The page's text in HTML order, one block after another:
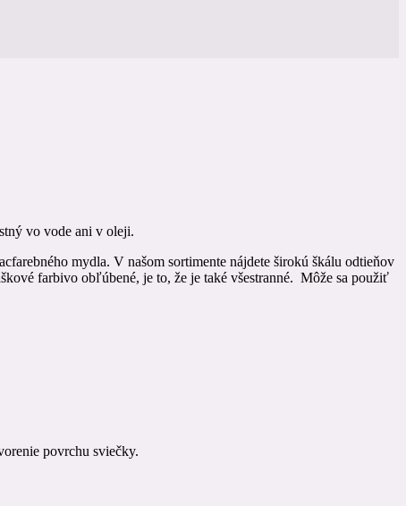
vo vode ani v oleji.
mydla. V našom sortimente nájdete širokú škálu odtieňov
farbivo obľúbené, je to, že je také všestranné. Môže sa použiť
povrchu sviečky.